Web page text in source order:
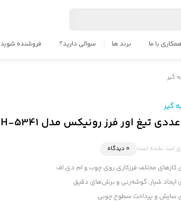
با ما برند ها سوالی دارید؟ فروشنده شوید
گیر
گیر
ثبت نشده است 0 دیدگاه
کارهای مختلف فرزکاری روی چوب و ام دی اف
ایجاد شیار، گوشه‌زنی و برش‌های دقیق
سایش و پرداخت سطوح چوبی